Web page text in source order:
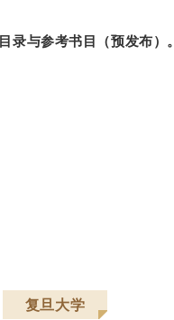
与参考书目（预发布）。
复旦大学